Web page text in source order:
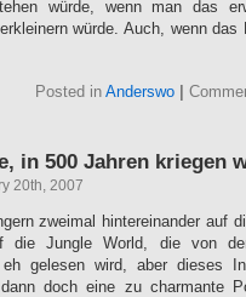
würde, wenn man das
würde. Auch, wenn
Posted in Anderswo
in 500 Jahren kriegen
20th, 2007
zweimal hintereinander auf
die Jungle World, die von
eh gelesen wird, aber dieses
doch eine zu charmante